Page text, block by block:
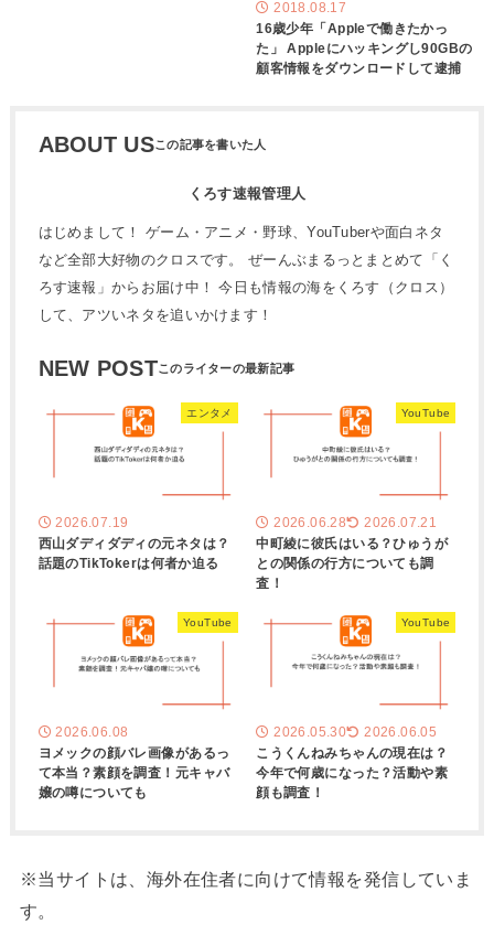
2018.08.17
16歳少年「Appleで働きたかっ
た」 Appleにハッキングし90GBの
顧客情報をダウンロードして逮捕
ABOUT US
くろす速報管理人
はじめまして！ ゲーム・アニメ・野球、YouTuberや面白ネタ
など全部大好物のクロスです。 ぜーんぶまるっとまとめて「く
ろす速報」からお届け中！ 今日も情報の海をくろす（クロス）
して、アツいネタを追いかけます！
NEW POST
エンタメ
2026.07.19
西山ダディダディの元ネタは？
話題のTikTokerは何者か迫る
YouTube
2026.06.28 2026.07.21
中町綾に彼氏はいる？ひゅうが
との関係の行方についても調
査！
YouTube
2026.06.08
ヨメックの顔バレ画像があるっ
て本当？素顔を調査！元キャバ
嬢の噂についても
YouTube
2026.05.30 2026.06.05
こうくんねみちゃんの現在は？
今年で何歳になった？活動や素
顔も調査！
※当サイトは、海外在住者に向けて情報を発信していま
す。